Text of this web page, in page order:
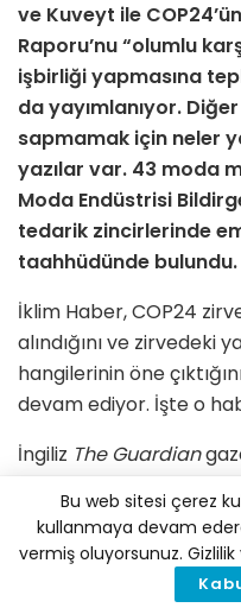
ve Kuveyt ile
Raporu’nu “olumlu
işbirliği yapmasına
da yayımlanıyor.
sapmamak için neler
yazılar var. 43 moda
Moda Endüstrisi
tedarik zincirlerinde
taahhüdünde bulundu.
İklim Haber, COP24
alındığını ve zirvedeki
hangilerinin öne
devam ediyor. İşte o
İngiliz The Guardian
duyurması zirvede
salonda buna gülerek
gaz ve petrol
Bu web sitesi çerez
kullanmaya devam
vermiş oluyorsunuz. Gizlilik